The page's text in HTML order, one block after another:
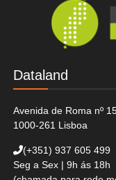
Dataland
Avenida de Roma nº
1000-261 Lisboa
(+351) 937 605 499
Seg a Sex | 9h ás 18h